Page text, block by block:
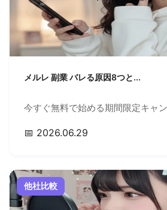
メルレ 副業 バレる原因8つと...
今すぐ無料で始める期間限定キャ
📅 2026.06.29
他社比較